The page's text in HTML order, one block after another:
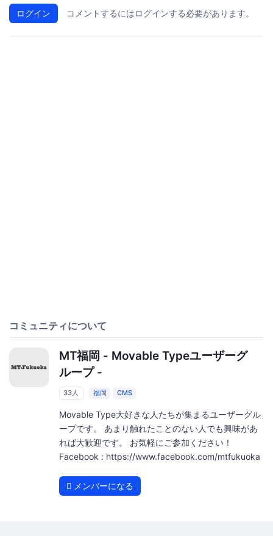
ログイン コメントするにはログインする必要があります。
コミュニティについて
MT福岡 - Movable Typeユーザーグ
ループ -
33人 福岡 CMS
Movable Type大好きな人たちが集まるユーザーグル
ープです。 あまり触れたことのない人でも興味があ
れば大歓迎です。 お気軽にご参加ください！
Facebook : https://www.facebook.com/mtfukuoka
メンバーになる